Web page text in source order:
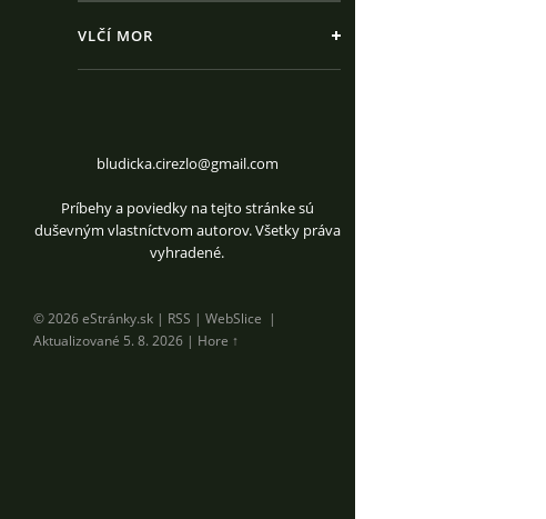
VLČÍ MOR
bludicka.cirezlo@gmail.com
Príbehy a poviedky na tejto stránke sú
duševným vlastníctvom autorov. Všetky práva
vyhradené.
© 2026 eStránky.sk | RSS | WebSlice |
Aktualizované 5. 8. 2026 | Hore ↑